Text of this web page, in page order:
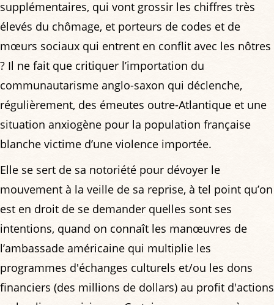
supplémentaires, qui vont grossir les chiffres très
élevés du chômage, et porteurs de codes et de
mœurs sociaux qui entrent en conflit avec les nôtres
? Il ne fait que critiquer l’importation du
communautarisme anglo-saxon qui déclenche,
régulièrement, des émeutes outre-Atlantique et une
situation anxiogène pour la population française
blanche victime d’une violence importée.
Elle se sert de sa notoriété pour dévoyer le
mouvement à la veille de sa reprise, à tel point qu’on
est en droit de se demander quelles sont ses
intentions, quand on connaît les manœuvres de
l’ambassade américaine qui multiplie les
programmes d'échanges culturels et/ou les dons
financiers (des millions de dollars) au profit d'actions